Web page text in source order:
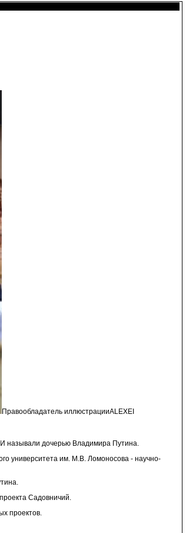
Правообладатель иллюстрацииALEXEI
называли дочерью Владимира Путина.
университета им. М.В. Ломоносова - научно-
Садовничий.
проектов.